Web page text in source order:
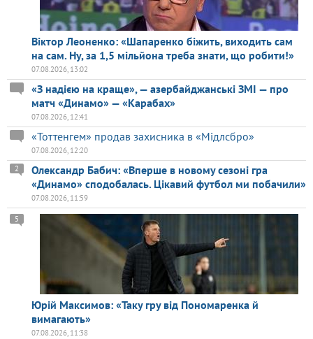
Віктор Леоненко: «Шапаренко біжить, виходить сам
на сам. Ну, за 1,5 мільйона треба знати, що робити!»
07.08.2026, 13:02
«З надією на краще», — азербайджанські ЗМІ — про
матч «Динамо» — «Карабах»
07.08.2026, 12:41
«Тоттенгем» продав захисника в «Мідлсбро»
07.08.2026, 12:20
Олександр Бабич: «Вперше в новому сезоні гра
«Динамо» сподобалась. Цікавий футбол ми побачили»
2
07.08.2026, 11:59
Юрій Максимов: «Таку гру від Пономаренка й
вимагають»
5
07.08.2026, 11:38